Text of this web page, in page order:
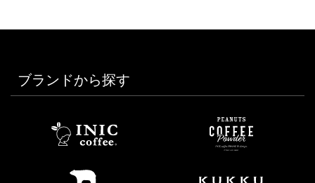
ブランドから探す